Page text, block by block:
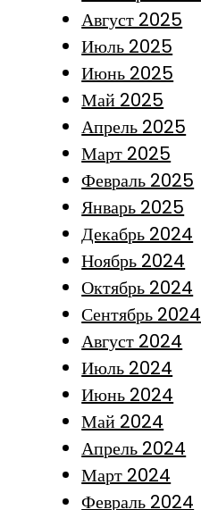
Август 2025
Июль 2025
Июнь 2025
Май 2025
Апрель 2025
Март 2025
Февраль 2025
Январь 2025
Декабрь 2024
Ноябрь 2024
Октябрь 2024
Сентябрь 2024
Август 2024
Июль 2024
Июнь 2024
Май 2024
Апрель 2024
Март 2024
Февраль 2024